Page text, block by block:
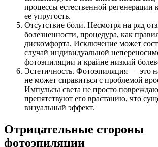
процессы естественной
ее упругость.
Отсутствие боли. Несмотря на ряд
болезненности, процедура, как
дискомфорта. Исключение может
случай индивидуальной
фотоэпиляции и крайне низкий
Эстетичность. Фотоэпиляция — это
не может справиться с проблемой
Импульсы света не просто
препятствуют его врастанию, что
визуальный эффект.
Отрицательные стороны
фотоэпиляции